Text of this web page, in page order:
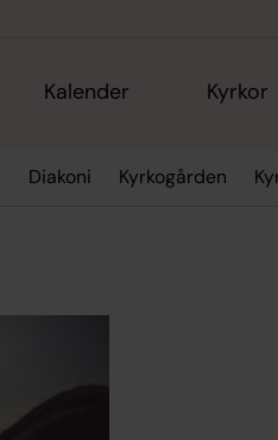
Kalender Kyrkor
Diakoni Kyrkogården